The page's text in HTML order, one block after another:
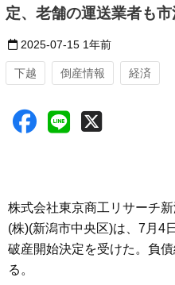
定、老舗の運送業者も
2025-07-15 1年前
下越 倒産情報 経済
株式会社東京商工リサーチ
(株)(新潟市中央区)は、7月4
破産開始決定を受けた。負
る。